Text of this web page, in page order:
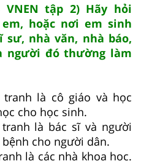
VNEN tập 2) Hãy hỏi
hoặc nơi em sinh
sư, nhà văn, nhà báo,
người đó thường làm
là cô giáo và học
cho học sinh.
là bác sĩ và người
cho người dân.
là các nhà khoa học.